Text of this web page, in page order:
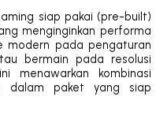
siap pakai (pre-built)
menginginkan performa
modern pada pengaturan
bermain pada resolusi
menawarkan kombinasi
dalam paket yang siap